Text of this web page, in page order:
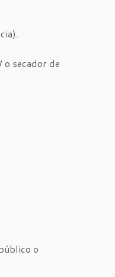
secador de
o